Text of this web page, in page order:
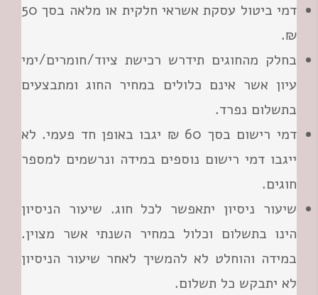
דמי ביטול עסקת אשראי חלקית או מלאה בסך 50
₪.
בחלק מהחוגים תידרש רכישת ציוד/חומרים/ימי
עיון אשר אינם כלולים במחיר החוג ומתבצעים
בתשלום נפרד.
דמי רישום בסך 60 ₪ יגבו באופן חד פעמי. לא
ייגבו דמי רישום נוספים במידה ונרשמים למספר
חוגים.
שיעור ניסיון יתאפשר לכל חוג. שיעור הניסיון
הינו בתשלום וכלול במחיר השנתי אשר מצוין.
במידה והוחלט לא להמשיך לאחר שיעור הניסיון
לא יתבקש כל תשלום.